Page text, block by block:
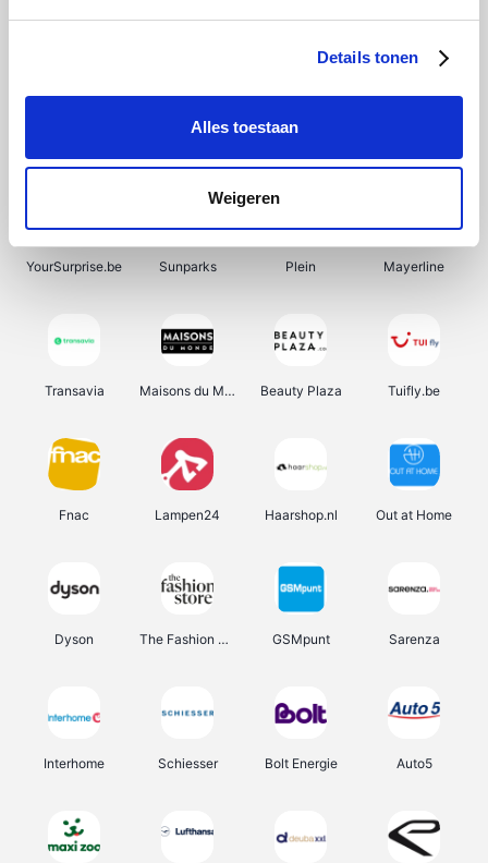
Details tonen
Alles toestaan
Weigeren
SupraBazar Shein Bergfreunde Smartwatchbanden
YourSurprise.be Sunparks Plein Mayerline
Transavia Maisons du Monde Beauty Plaza Tuifly.be
Fnac Lampen24 Haarshop.nl Out at Home
Dyson The Fashion Store GSMpunt Sarenza
Interhome Schiesser Bolt Energie Auto5